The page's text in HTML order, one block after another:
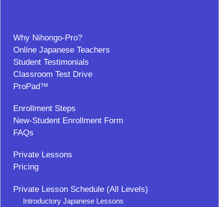
Why Nihongo-Pro?
Online Japanese Teachers
Student Testimonials
Classroom Test Drive
ProPad™
Enrollment Steps
New-Student Enrollment Form
FAQs
Private Lessons
Pricing
Private Lesson Schedule (All Levels)
Introductory Japanese Lessons